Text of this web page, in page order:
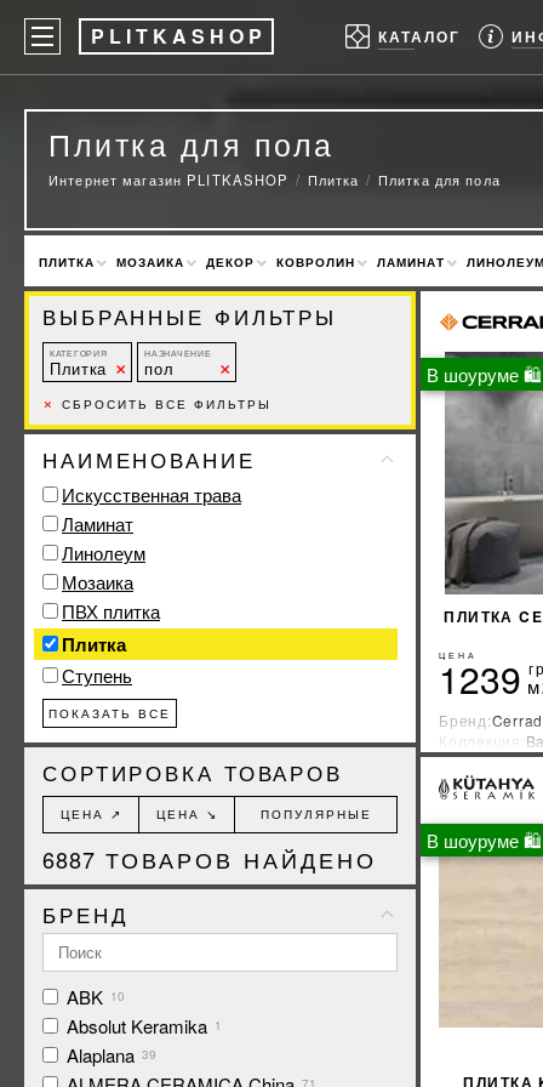
P LITKASHOP КАТАЛОГ
Плитка для пола
Интернет магазин PLITKASHOP Плитка Плитка для пола
ПЛИТКА МОЗАИКА ДЕКОР КОВРОЛИН ЛАМИНАТ ЛИНОЛЕУМ
В шоуруме 🛍
ПЛИТКА
ЦЕНА
1239
Бренд:Cerrad
Коллекция:
Страна-
В шоуруме 🛍
ПЛИТКА
ВЫБРАННЫЕ ФИЛЬТРЫ
КАТЕГОРИЯ
Плитка
НАЗНАЧЕНИЕ
пол
× СБРОСИТЬ ВСЕ ФИЛЬТРЫ
НАИМЕНОВАНИЕ
Искусственная трава
Ламинат
Линолеум
Мозаика
ПВХ плитка
Плитка
Ступень
ПОКАЗАТЬ ВСЕ
СОРТИРОВКА ТОВАРОВ
ЦЕНА ↗ ЦЕНА ↘ ПОПУЛЯРНЫЕ
6887 ТОВАРОВ НАЙДЕНО
БРЕНД
ABK 10
Absolut Keramika 1
Alaplana 39